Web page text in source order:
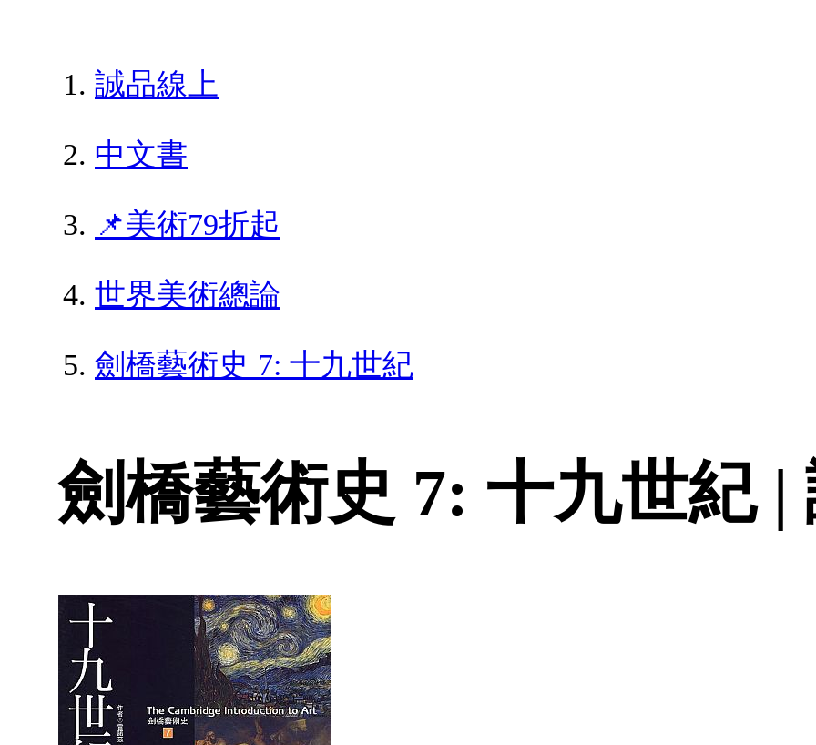
誠品線上
中文書
📌美術79折起
世界美術總論
劍橋藝術史 7: 十九世紀
劍橋藝術史 7: 十九世紀 |